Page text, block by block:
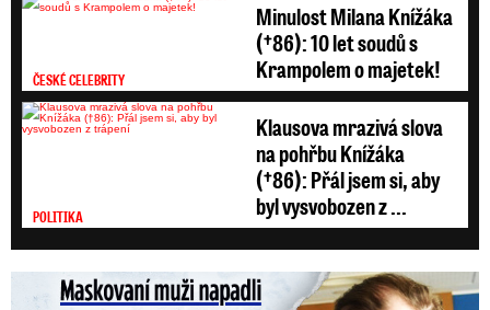
ČESKÉ CELEBRITY
Minulost Milana Knížáka
(†86): 10 let soudů s
Krampolem o majetek!
POLITIKA
Klausova mrazivá slova
na pohřbu Knížáka
(†86): Přál jsem si, aby
byl vysvobozen z ...
Maskovaní muži napadli Jaromíra Soukupa: Krvavá nakládačka